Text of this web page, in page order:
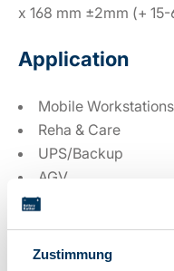
Zustimmung
x 168 mm ±2mm (+
Application
Mobile Workstations
Reha & Care
UPS/Backup
AGV
Storage